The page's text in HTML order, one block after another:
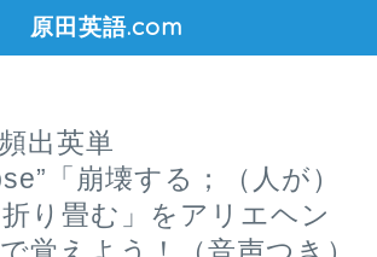
原田英語.com
出英単
「崩壊する；（人が）
り畳む」をアリエヘン